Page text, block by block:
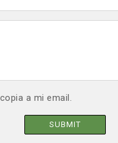
a mi email.
SUBMIT